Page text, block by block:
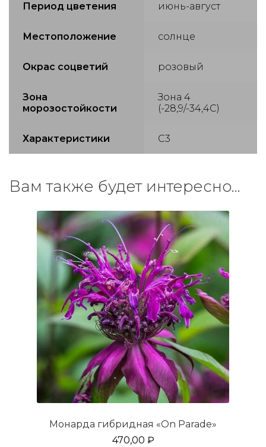
Период цветения июнь-август
Местоположение солнце
Окрас соцветий розовый
Зона
морозостойкости
Зона 4
(-28,9/-34,4С)
Характеристики С3
Вам также будет интересно…
Монарда гибридная «On Parade»
470,00 ₽